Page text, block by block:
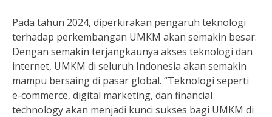
Pada tahun 2024, diperkirakan pengaruh teknologi
terhadap perkembangan UMKM akan semakin besar.
Dengan semakin terjangkaunya akses teknologi dan
internet, UMKM di seluruh Indonesia akan semakin
mampu bersaing di pasar global. “Teknologi seperti
e-commerce, digital marketing, dan financial
technology akan menjadi kunci sukses bagi UMKM di